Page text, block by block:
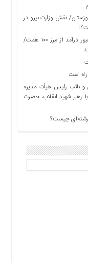
نقش وزارت نیرو در
رکوردشکنی تاریخی «جم» در سودآوری با عبور درآمد از مرز ۱۰۰ همت/
و نائب رئیس هیأت مدیره
رهبر شهید انقلاب، حضرت